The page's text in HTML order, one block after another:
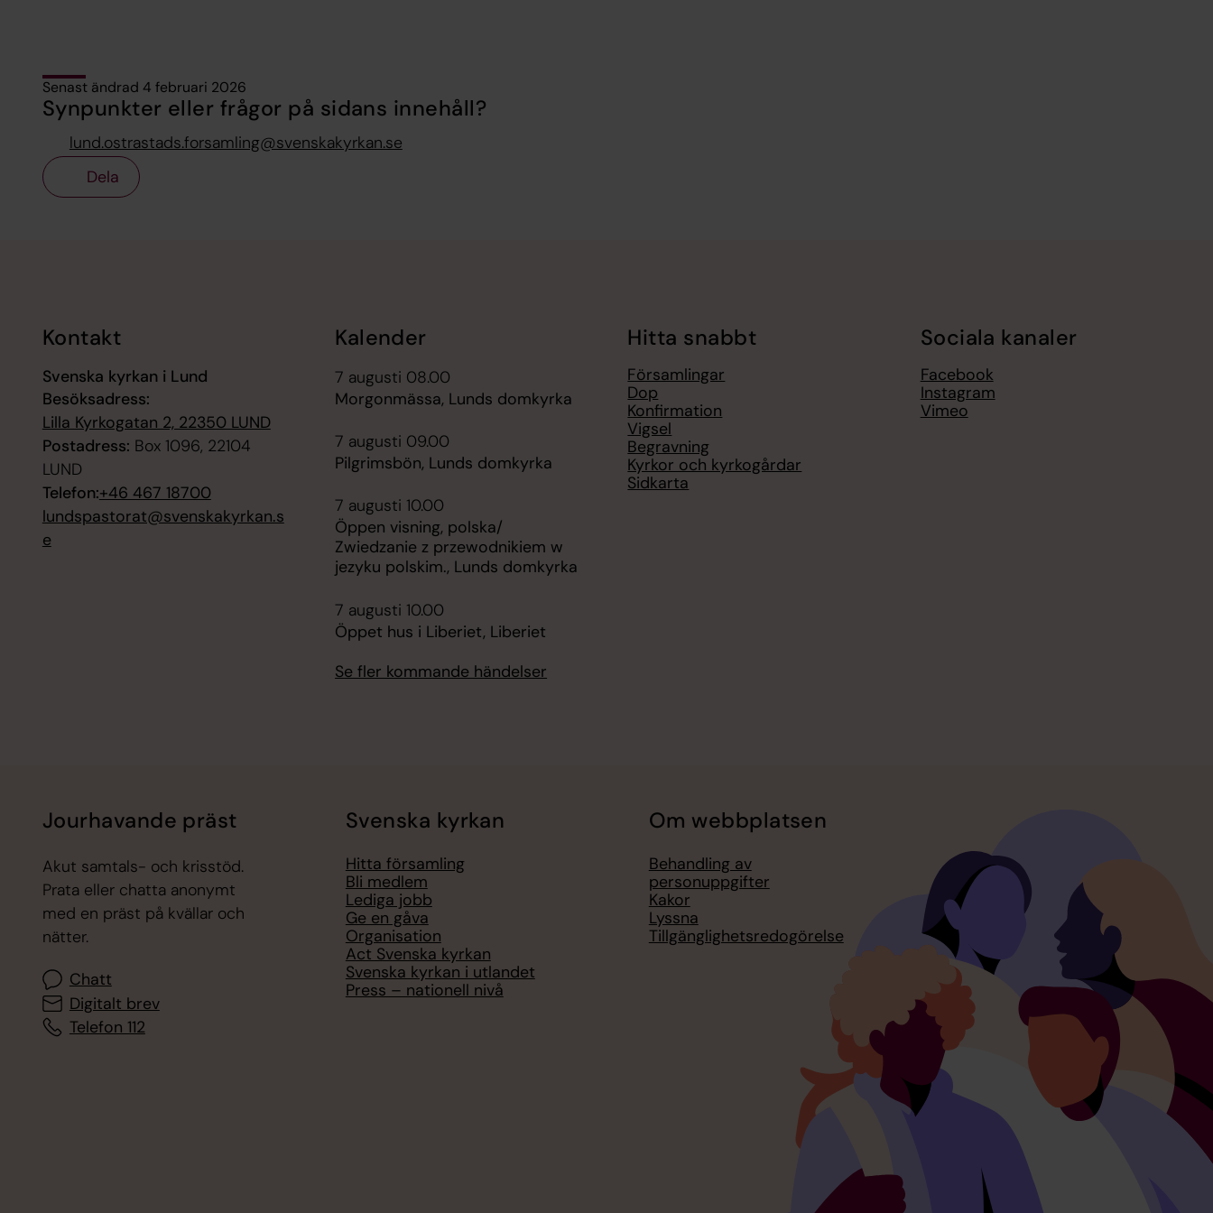
Senast ändrad 4 februari 2026
Synpunkter eller frågor på sidans innehåll?
lund.ostrastads.forsamling@svenskakyrkan.se
Dela
Kontakt
Svenska kyrkan i Lund
Besöksadress:
Lilla Kyrkogatan 2, 22350 LUND
Postadress: Box 1096, 22104
LUND
Telefon:+46 467 18700
lundspastorat@svenskakyrkan.s
e
Kalender
7 augusti 08.00
Morgonmässa, Lunds domkyrka
7 augusti 09.00
Pilgrimsbön, Lunds domkyrka
7 augusti 10.00
Öppen visning, polska/
Zwiedzanie z przewodnikiem w
jezyku polskim., Lunds domkyrka
7 augusti 10.00
Öppet hus i Liberiet, Liberiet
Se fler kommande händelser
Hitta snabbt
Församlingar
Dop
Konfirmation
Vigsel
Begravning
Kyrkor och kyrkogårdar
Sidkarta
Sociala kanaler
Facebook
Instagram
Vimeo
Jourhavande präst
Akut samtals- och krisstöd.
Prata eller chatta anonymt
med en präst på kvällar och
nätter.
Chatt
Digitalt brev
Telefon 112
Svenska kyrkan
Hitta församling
Bli medlem
Lediga jobb
Ge en gåva
Organisation
Act Svenska kyrkan
Svenska kyrkan i utlandet
Press – nationell nivå
Om webbplatsen
Behandling av
personuppgifter
Kakor
Lyssna
Tillgänglighetsredogörelse